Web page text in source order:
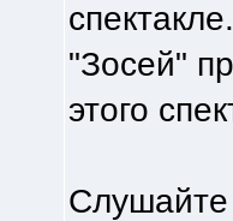
"Зосей"
этого
Слушайте